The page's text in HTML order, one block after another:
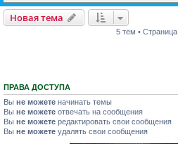
Новая тема
5 тем • Страница
ПРАВА ДОСТУПА
Вы не можете начинать темы
Вы не можете отвечать на сообщения
Вы не можете редактировать свои сообщения
Вы не можете удалять свои сообщения